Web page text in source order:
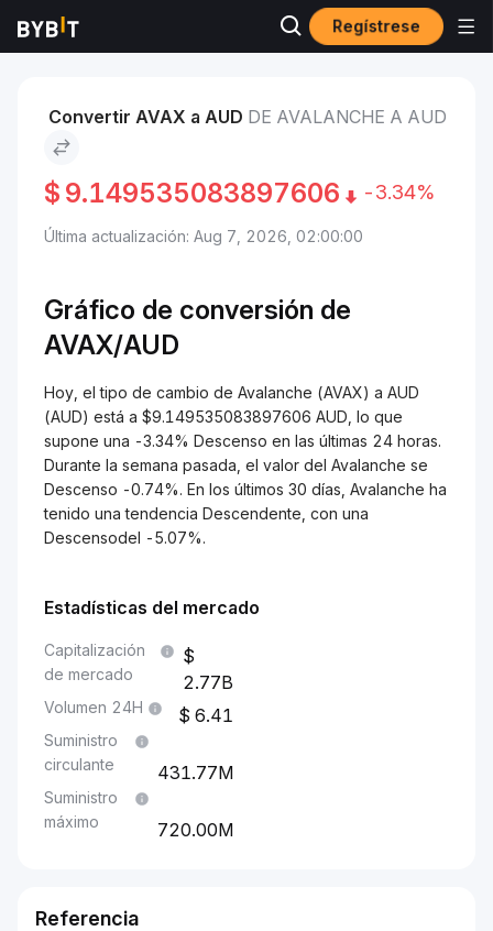
Regístrese
Mercados Precio de Avalanche AVAX Avalanche to AUD
Convertir AVAX a AUD DE AVALANCHE A AUD
$ 9.149535083897606 -3.34%
Última actualización: Aug 7, 2026, 02:00:00
Gráfico de conversión de
AVAX/AUD
Hoy, el tipo de cambio de Avalanche (AVAX) a AUD
(AUD) está a $9.149535083897606 AUD, lo que
supone una -3.34% Descenso en las últimas 24 horas.
Durante la semana pasada, el valor del Avalanche se
Descenso -0.74%. En los últimos 30 días, Avalanche ha
tenido una tendencia Descendente, con una
Descensodel -5.07%.
Estadísticas del mercado
Capitalización
de mercado
2.77B
Volumen 24H 6.41
Suministro
circulante
431.77M
Suministro
máximo
720.00M
Referencia